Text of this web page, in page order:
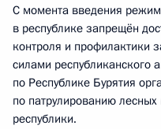
С момента введения
в республике запрещён
контроля и профилактики
силами республиканского
по Республике Бурятия
по патрулированию
республики.